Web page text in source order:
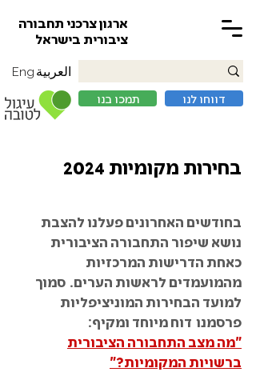
ארגון צרכני תחבורה
ציבורית בישראל
תמכו בנו דווחו לנו
العربية Eng
בחירות מקומיות 2024
בחודשים האחרונים פעלנו להצבת
נושא שיפור התחבורה הציבורית
כאחת הדרישות המרכזיות
מהמועמדים לראשות הערים. סמוך
למועד הבחירות המוניציפליות
פרסמנו דוח מיוחד ומקיף:
"מה מצב התחבורה הציבורית
ברשויות המקומיות?"